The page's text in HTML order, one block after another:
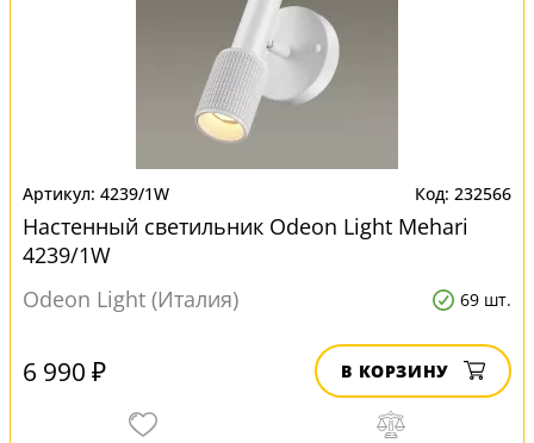
4239/1W 232566
Настенный светильник Odeon Light Mehari
4239/1W
Odeon Light (Италия)
69 шт.
6 990 ₽ В КОРЗИНУ